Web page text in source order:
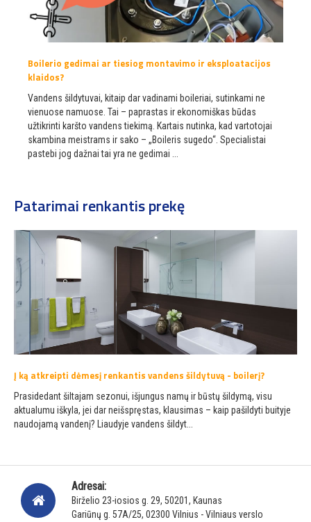
Boilerio gedimai ar tiesiog montavimo ir eksploatacijos
klaidos?
Vandens šildytuvai, kitaip dar vadinami boileriai, sutinkami ne
vienuose namuose. Tai – paprastas ir ekonomiškas būdas
užtikrinti karšto vandens tiekimą. Kartais nutinka, kad vartotojai
skambina meistrams ir sako – „Boileris sugedo“. Specialistai
pastebi jog dažnai tai yra ne gedimai ...
Patarimai renkantis prekę
Į ką atkreipti dėmesį renkantis vandens šildytuvą - boilerį?
Prasidedant šiltajam sezonui, išjungus namų ir būstų šildymą, visu
aktualumu iškyla, jei dar neišspręstas, klausimas – kaip pašildyti buityje
naudojamą vandenį? Liaudyje vandens šildyt...
Adresai:
Birželio 23-iosios g. 29, 50201, Kaunas
Gariūnų g. 57A/25, 02300 Vilnius - Vilniaus verslo